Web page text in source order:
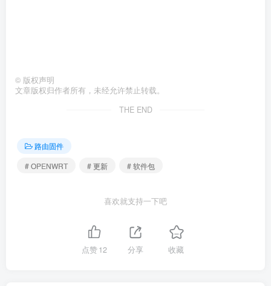
© 版权声明
文章版权归作者所有，未经允许禁止转载。
THE END
路由固件
# OPENWRT
# 更新 # 软件包
喜欢就支持一下吧
点赞12 分享 收藏